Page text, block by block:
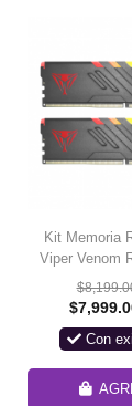
Kit Memoria
Viper Venom
5600MHz /
/ ECC /
PARA
Con